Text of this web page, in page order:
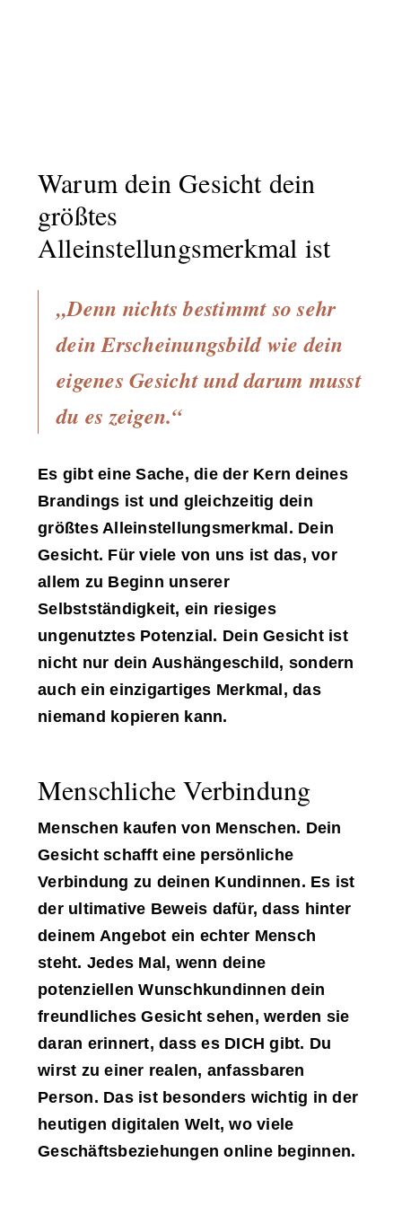
Warum dein Gesicht dein
größtes
Alleinstellungsmerkmal ist
„Denn nichts bestimmt so sehr
dein Erscheinungsbild wie dein
eigenes Gesicht und darum musst
du es zeigen.“
Es gibt eine Sache, die der Kern deines
Brandings ist und gleichzeitig dein
größtes Alleinstellungsmerkmal. Dein
Gesicht. Für viele von uns ist das, vor
allem zu Beginn unserer
Selbstständigkeit, ein riesiges
ungenutztes Potenzial. Dein Gesicht ist
nicht nur dein Aushängeschild, sondern
auch ein einzigartiges Merkmal, das
niemand kopieren kann.
Menschliche Verbindung
Menschen kaufen von Menschen. Dein
Gesicht schafft eine persönliche
Verbindung zu deinen Kundinnen. Es ist
der ultimative Beweis dafür, dass hinter
deinem Angebot ein echter Mensch
steht. Jedes Mal, wenn deine
potenziellen Wunschkundinnen dein
freundliches Gesicht sehen, werden sie
daran erinnert, dass es DICH gibt. Du
wirst zu einer realen, anfassbaren
Person. Das ist besonders wichtig in der
heutigen digitalen Welt, wo viele
Geschäftsbeziehungen online beginnen.